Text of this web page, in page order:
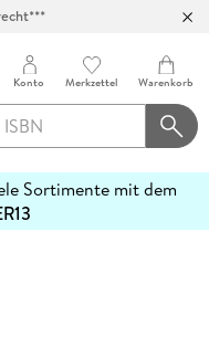
Konto Merkzettel Warenkorb
Sortimente mit dem